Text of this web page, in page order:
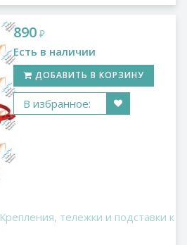
890 ₽
Есть в наличии
ДОБАВИТЬ В КОРЗИНУ
В избранное:
Крепления, тележки и подставки к